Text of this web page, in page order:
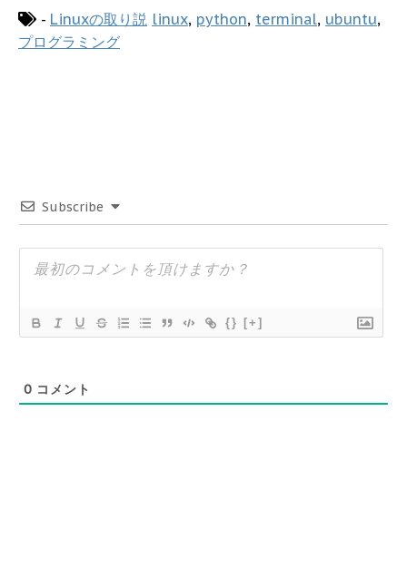
- Linuxの取り説 linux, python, terminal, ubuntu,
プログラミング
Subscribe
{} [+]
0 コメント